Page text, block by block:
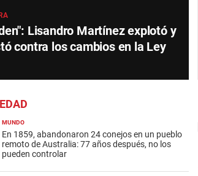
Lisandro Martínez explotó y
contra los cambios en la Ley
MUNDO
En 1859, abandonaron 24 conejos en un pueblo
remoto de Australia: 77 años después, no los
pueden controlar